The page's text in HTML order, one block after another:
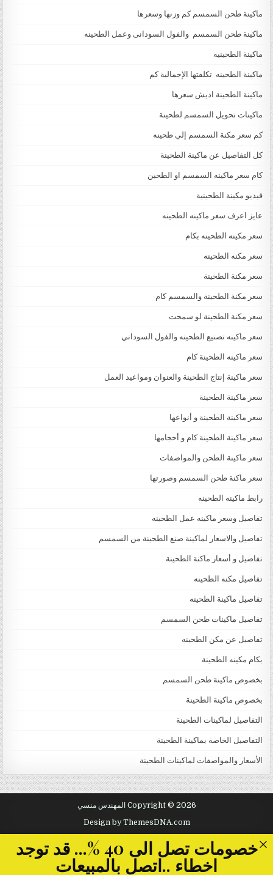
ماكينة طحن السمسم كم وزنها وسعرها
ماكينة طحن السمسم والفول السودانى وعمل الطحينه
ماكينة الطحينيه
ماكينة الطحينه تكلفتها الإجمالية كم
ماكينة الطحينة اديش سعرها
ماكينات تحويل السمسم لطحينة
كم سعر مكنة السمسم إلي طحينه
كل التفاصيل عن ماكينة الطحينة
كام سعر ماكينه السمسم او الطحين
فيديو مكينة الطحينية
عايز اعرف سعر ماكينه الطحينه
سعر مكينه الطحينه بكام
سعر مكنه الطحينه
سعر مكنة الطحينة
سعر مكنة الطحينة والسمسم كام
سعر مكنة الطحينة لو سمحت
سعر ماكينه تصنيع الطحينه والفول السوداني
سعر ماكينه الطحينة كام
سعر ماكينة إنتاج الطحينة والعنوان ومواعيد العمل
سعر ماكينة الطحينة
سعر ماكينة الطحينة و أنواعها
سعر ماكينة الطحينة كام و أحجامها
سعر ماكينة الطحن والمواصفات
سعر ماكنة طحن السمسم وصورتها
رابط ماكينه الطحينه
تفاصيل وسعر ماكينه عمل الطحينه
تفاصيل والاسعار لماكينة صنع الطحينة من السمسم
تفاصيل و أسعار ماكنة الطحينة
تفاصيل مكنه الطحينه
تفاصيل ماكينة الطحينه
تفاصيل ماكينات طحن السمسم
تفاصيل عن مكن الطحينه
بكام مكينه الطحينة
بخصوص ماكينة طحن السمسم
بخصوص ماكينة الطحينة
التفاصيل لماكينات الطحينة
التفاصيل الخاصة بماكينة الطحينة
الأسعار والمواصفات لماكينات الطحينة
Copyright © 2026 المهندس منسي
Design by ThemesDNA.com
خصومات تصل الى 40 %... قد توجد
اخطاء ..اتصل بالمبيعات